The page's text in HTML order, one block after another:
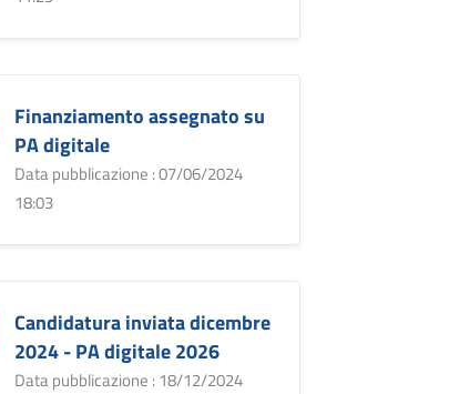
Finanziamento assegnato su
PA digitale
Data pubblicazione : 07/06/2024
18:03
Candidatura inviata dicembre
2024 - PA digitale 2026
Data pubblicazione : 18/12/2024